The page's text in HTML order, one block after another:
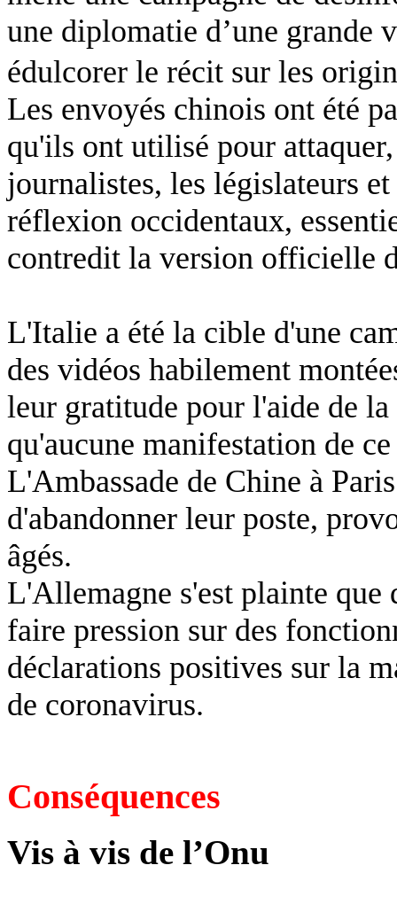
une diplomatie d’une grande
édulcorer le récit sur les
Les envoyés chinois ont été
qu'ils ont utilisé pour
journalistes, les législateurs
réflexion occidentaux,
contredit la version officielle
L'Italie a été la cible d'une
des vidéos habilement
leur gratitude pour l'aide de
qu'aucune manifestation de
L'Ambassade de Chine à
d'abandonner leur poste,
âgés.
L'Allemagne s'est plainte que
faire pression sur des
déclarations positives sur la
de coronavirus.
Conséquences
Vis à vis de l’Onu